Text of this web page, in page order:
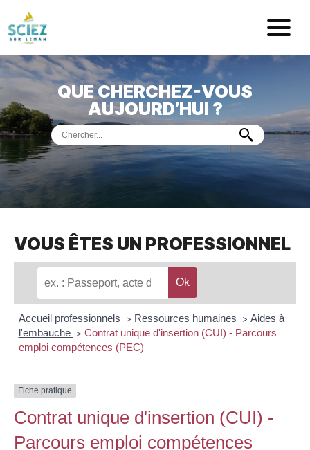
Mairie de
ACCUEIL
VOTREMAIRIE
VIEPRATIQUE
PORTDE PLAISANCE
MUSÉEDE PRÉHISTOIRE
QUE CHERCHEZ-VOUS
AUJOURD’HUI ?
VOUS ÊTES UN PROFESSIONNEL
Accueil professionnels > Ressources humaines > Aides à
l'embauche > Contrat unique d'insertion (CUI) - Parcours
emploi compétences (PEC)
Fiche pratique
Contrat unique d'insertion (CUI) -
Parcours emploi compétences